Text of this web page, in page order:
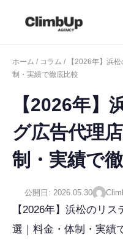
ホーム / コラム / 【2026年】浜
制・実績で徹底比較
【2026年】
グ広告代理
制・実績で
公開日: 2026.05.30
【2026年】浜松のリ
選｜料金・体制・実績